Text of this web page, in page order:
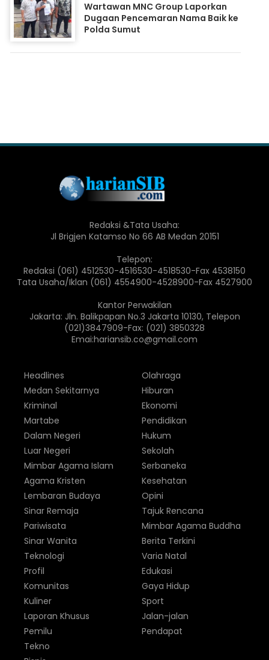
Wartawan MNC Group Laporkan
Dugaan Pencemaran Nama Baik ke
Polda Sumut
Redaksi &Tata Usaha:
Jl Brigjen Katamso No 66 AB Medan 20151
Telepon:
Redaksi (061) 4512530-4516530-4518530-Fax 4538150
Tata Usaha/Iklan (061) 4554900-4528900-Fax 4527900
Kantor Perwakilan
Jakarta: Jln. Balikpapan No.3 Jakarta 10130, Telepon
(021)3847909-Fax: (021) 3850328
Emai:hariansib.co@gmail.com
Headlines
Medan Sekitarnya
Kriminal
Martabe
Dalam Negeri
Luar Negeri
Olahraga
Hiburan
Ekonomi
Pendidikan
Hukum
Sekolah
Mimbar Agama Islam
Agama Kristen
Lembaran Budaya
Sinar Remaja
Pariwisata
Sinar Wanita
Serbaneka
Kesehatan
Opini
Tajuk Rencana
Mimbar Agama Buddha
Berita Terkini
Teknologi
Profil
Komunitas
Kuliner
Laporan Khusus
Pemilu
Varia Natal
Edukasi
Gaya Hidup
Sport
Jalan-jalan
Pendapat
Tekno